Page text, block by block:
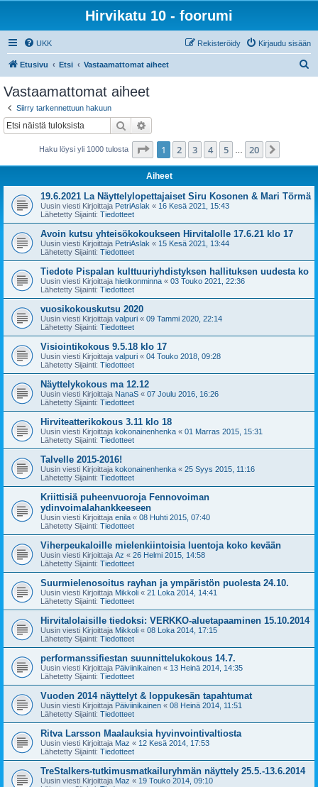
Hirvikatu 10 - foorumi
UKK Kirjaudu sisään
Rekisteröidy
Etusivu Etsi Vastaamattomat aiheet
Vastaamattomat aiheet
Siirry tarkennettuun hakuun
Etsi
Haku löysi yli 1000 tulosta Sivu /20
1 2 3 4 5 20
Aiheet
19.6.2021 La Näyttelylopettajaiset Siru Kosonen & Mari Törmä
Uusin viesti Kirjoittaja PetriAslak « 16 Kesä 2021, 15:43
Lähetetty Sijainti: Tiedotteet
Avoin kutsu yhteisökokoukseen Hirvitalolle 17.6.21 klo 17
Uusin viesti Kirjoittaja PetriAslak « 15 Kesä 2021, 13:44
Lähetetty Sijainti: Tiedotteet
Tiedote Pispalan kulttuuriyhdistyksen hallituksen uudesta ko
Uusin viesti Kirjoittaja hietikonminna « 03 Touko 2021, 22:36
Lähetetty Sijainti: Tiedotteet
vuosikokouskutsu 2020
Uusin viesti Kirjoittaja valpuri « 09 Tammi 2020, 22:14
Lähetetty Sijainti: Tiedotteet
Visiointikokous 9.5.18 klo 17
Uusin viesti Kirjoittaja valpuri « 04 Touko 2018, 09:28
Lähetetty Sijainti: Tiedotteet
Näyttelykokous ma 12.12
Uusin viesti Kirjoittaja NanaS « 07 Joulu 2016, 16:26
Lähetetty Sijainti: Tiedotteet
Hirviteatterikokous 3.11 klo 18
Uusin viesti Kirjoittaja kokonainenhenka « 01 Marras 2015, 15:31
Lähetetty Sijainti: Tiedotteet
Talvelle 2015-2016!
Uusin viesti Kirjoittaja kokonainenhenka « 25 Syys 2015, 11:16
Lähetetty Sijainti: Tiedotteet
Kriittisiä puheenvuoroja Fennovoiman
ydinvoimalahankkeeseen
Uusin viesti Kirjoittaja enila « 08 Huhti 2015, 07:40
Lähetetty Sijainti: Tiedotteet
Viherpeukaloille mielenkiintoisia luentoja koko kevään
Uusin viesti Kirjoittaja Az « 26 Helmi 2015, 14:58
Lähetetty Sijainti: Tiedotteet
Suurmielenosoitus rayhan ja ympäristön puolesta 24.10.
Uusin viesti Kirjoittaja Mikkoli « 21 Loka 2014, 14:41
Lähetetty Sijainti: Tiedotteet
Hirvitalolaisille tiedoksi: VERKKO-aluetapaaminen 15.10.2014
Uusin viesti Kirjoittaja Mikkoli « 08 Loka 2014, 17:15
Lähetetty Sijainti: Tiedotteet
performanssifiestan suunnittelukokous 14.7.
Uusin viesti Kirjoittaja Päiviinikainen « 13 Heinä 2014, 14:35
Lähetetty Sijainti: Tiedotteet
Vuoden 2014 näyttelyt & loppukesän tapahtumat
Uusin viesti Kirjoittaja Päiviinikainen « 08 Heinä 2014, 11:51
Lähetetty Sijainti: Tiedotteet
Ritva Larsson Maalauksia hyvinvointivaltiosta
Uusin viesti Kirjoittaja Maz « 12 Kesä 2014, 17:53
Lähetetty Sijainti: Tiedotteet
TreStalkers-tutkimusmatkailuryhmän näyttely 25.5.-13.6.2014
Uusin viesti Kirjoittaja Maz « 19 Touko 2014, 09:10